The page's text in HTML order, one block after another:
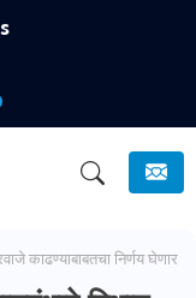
काढण्याबाबतचा निर्णय घेणार